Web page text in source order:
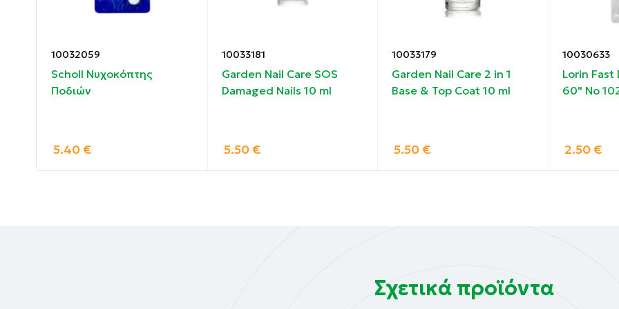
10032059
Scholl Νυχοκόπτης
Ποδιών
5.40 €
10033181
Garden Nail Care SOS
Damaged Nails 10 ml
5.50 €
10033179
Garden Nail Care 2 in 1
Base & Top Coat 10 ml
5.50 €
10030633
Lorin Fast
60" No
2.50 €
Σχετικά προϊόντα